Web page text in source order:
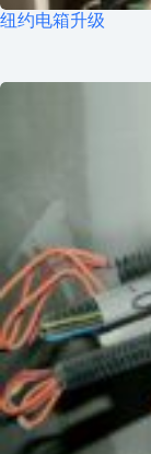
纽约电箱升级